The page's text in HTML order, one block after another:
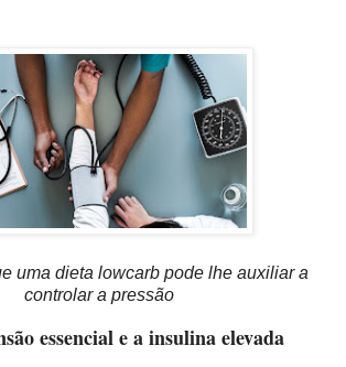
uma dieta lowcarb pode lhe auxiliar a
controlar a pressão
essencial e a insulina elevada